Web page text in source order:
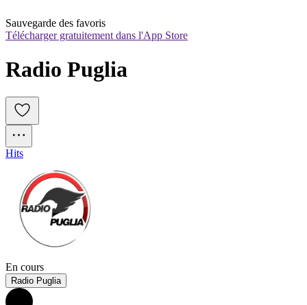
Sauvegarde des favoris
Télécharger gratuitement dans l'App Store
Radio Puglia
Hits
En cours
Radio Puglia